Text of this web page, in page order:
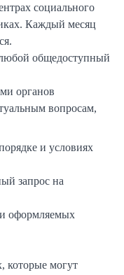
социального
Каждый месяц
общедоступный
органов
вопросам,
и условиях
запрос на
оформляемых
которые могут